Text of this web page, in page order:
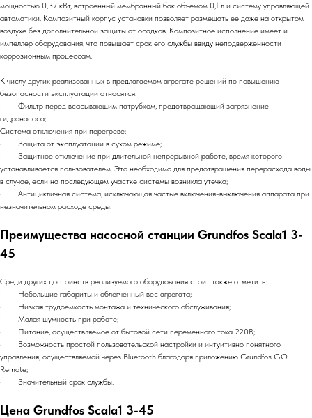
мощностью 0,37 кВт, встроенный мембранный бак объемом 0,1 л и систему управляющей
автоматики. Композитный корпус установки позволяет размещать ее даже на открытом
воздухе без дополнительной защиты от осадков. Композитное исполнение имеет и
импеллер оборудования, что повышает срок его службы ввиду неподверженности
коррозионным процессам.
К числу других реализованных в предлагаемом агрегате решений по повышению
безопасности эксплуатации относятся:
· Фильтр перед всасывающим патрубком, предотвращающий загрязнение
гидронасоса;
Система отключения при перегреве;
· Защита от эксплуатации в сухом режиме;
· Защитное отключение при длительной непрерывной работе, время которого
устанавливается пользователем. Это необходимо для предотвращения перерасхода воды
в случае, если на последующем участке системы возникла утечка;
· Антицикличная система, исключающая частые включения-выключения аппарата при
незначительном расходе среды.
Преимущества насосной станции Grundfos Scala1 3-
45
Среди других достоинств реализуемого оборудования стоит также отметить:
· Небольшие габариты и облегченный вес агрегата;
· Низкая трудоемкость монтажа и технического обслуживания;
· Малая шумность при работе;
· Питание, осуществляемое от бытовой сети переменного тока 220В;
· Возможность простой пользовательской настройки и интуитивно понятного
управления, осуществляемой через Bluetooth благодаря приложению Grundfos GO
Remote;
· Значительный срок службы.
Цена Grundfos Scala1 3-45